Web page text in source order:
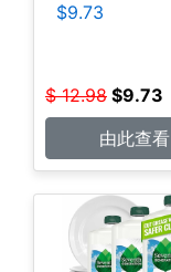
$9.73
$ 12.98 $9.73
由此查看